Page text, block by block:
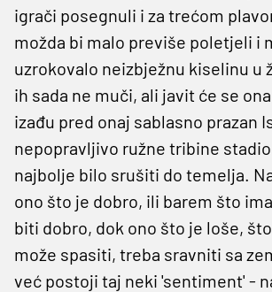
igrači posegnuli i za trećom
možda bi malo previše poletjeli i
uzrokovalo neizbježnu kiselinu u
ih sada ne muči, ali javit će se
izađu pred onaj sablasno prazan
nepopravljivo ružne tribine
najbolje bilo srušiti do temelja.
ono što je dobro, ili barem što
biti dobro, dok ono što je loše,
može spasiti, treba sravniti sa
već postoji taj neki 'sentiment' -